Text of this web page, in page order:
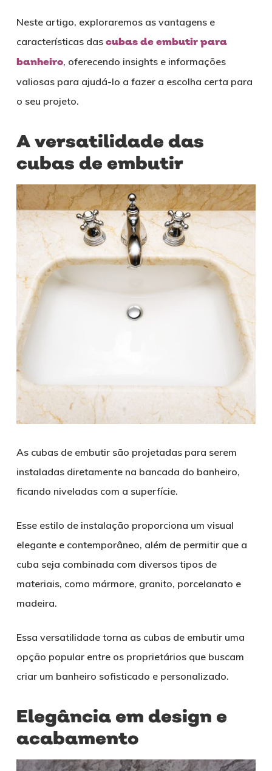
Neste artigo, exploraremos as vantagens e
características das cubas de embutir para
banheiro, oferecendo insights e informações
valiosas para ajudá-lo a fazer a escolha certa para
o seu projeto.
A versatilidade das
cubas de embutir
As cubas de embutir são projetadas para serem
instaladas diretamente na bancada do banheiro,
ficando niveladas com a superfície.
Esse estilo de instalação proporciona um visual
elegante e contemporâneo, além de permitir que a
cuba seja combinada com diversos tipos de
materiais, como mármore, granito, porcelanato e
madeira.
Essa versatilidade torna as cubas de embutir uma
opção popular entre os proprietários que buscam
criar um banheiro sofisticado e personalizado.
Elegância em design e
acabamento